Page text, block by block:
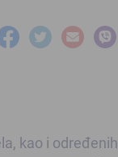
kao i određenih